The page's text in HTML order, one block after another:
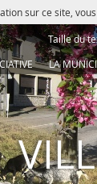
sur ce site,
Taille du
LA